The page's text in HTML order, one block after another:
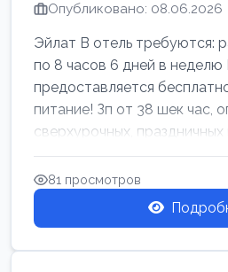
Опубликовано: 08.06.2026
Эйлат В отель требуются:
по 8 часов 6 дней в неделю
предоставляется
питание! Зп от 38 шек час,
сверхурочных,
закон...
81 просмотров